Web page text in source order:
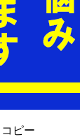
コピー